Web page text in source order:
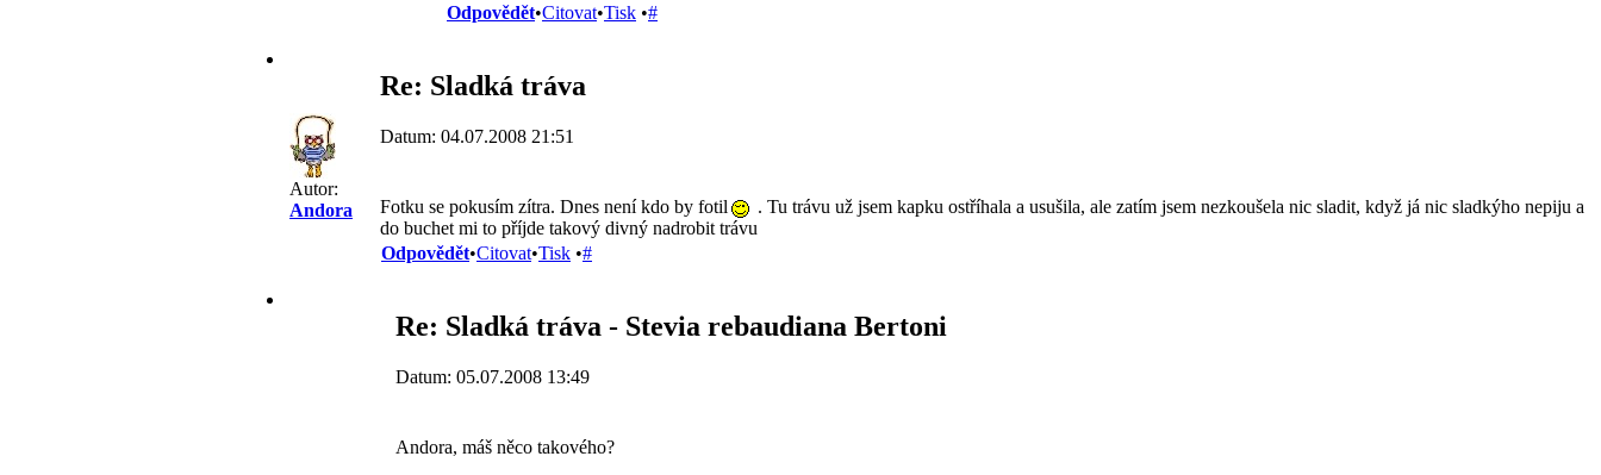
Odpovědět•Citovat•Tisk •#
Autor:
Andora
Re: Sladká tráva
Datum: 04.07.2008 21:51
Fotku se pokusím zítra. Dnes není kdo by fotil
. Tu trávu už jsem kapku ostříhala a usušila, ale zatím jsem nezkoušela nic sladit, když já nic sladkýho nepiju a
do buchet mi to příjde takový divný nadrobit trávu
Odpovědět•Citovat•Tisk •#
Re: Sladká tráva - Stevia rebaudiana Bertoni
Datum: 05.07.2008 13:49
Andora, máš něco takového?